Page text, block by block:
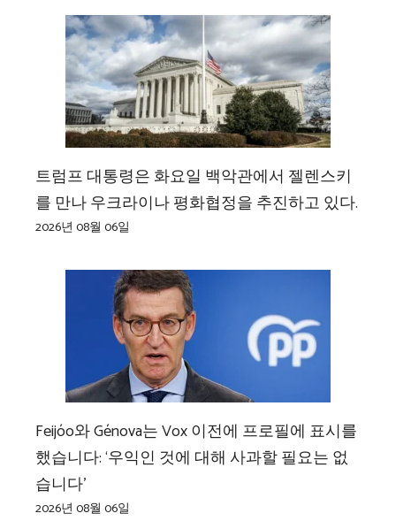
트럼프 대통령은 화요일 백악관에서 젤렌스키
를 만나 우크라이나 평화협정을 추진하고 있다.
2026년 08월 06일
Feijóo와 Génova는 Vox 이전에 프로필에 표시를
했습니다: ‘우익인 것에 대해 사과할 필요는 없
습니다’
2026년 08월 06일